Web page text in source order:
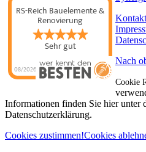
RS-Reich Bauelemente &
Renovierung
Sehr gut
08/2026
Kontakt
Nach
Cookie
Informationen finden Sie hier unter
Datenschutzerklärung.
Cookies zustimmen!Cookies